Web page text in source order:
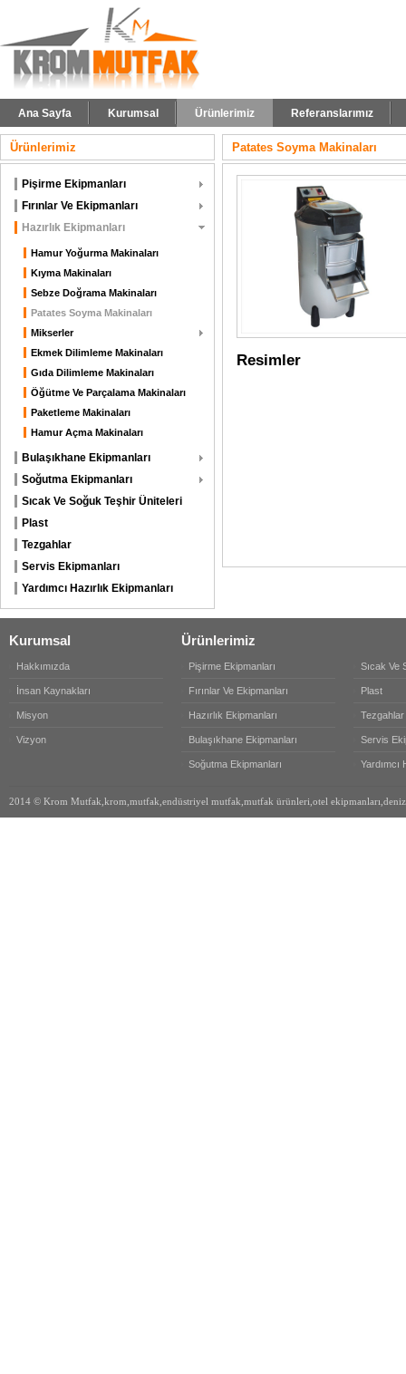
Ana Sayfa Kurumsal Ürünlerimiz Referanslarımız
Ürünlerimiz
Pişirme Ekipmanları
Fırınlar Ve Ekipmanları
Hazırlık Ekipmanları
Hamur Yoğurma Makinaları
Kıyma Makinaları
Sebze Doğrama Makinaları
Patates Soyma Makinaları
Mikserler
Ekmek Dilimleme Makinaları
Gıda Dilimleme Makinaları
Öğütme Ve Parçalama Makinaları
Paketleme Makinaları
Hamur Açma Makinaları
Bulaşıkhane Ekipmanları
Soğutma Ekipmanları
Sıcak Ve Soğuk Teşhir Üniteleri
Plast
Tezgahlar
Servis Ekipmanları
Yardımcı Hazırlık Ekipmanları
Patates Soyma Makinaları
Resimler
Kurumsal
Hakkımızda
İnsan Kaynakları
Misyon
Vizyon
Ürünlerimiz
Pişirme Ekipmanları
Fırınlar Ve Ekipmanları
Hazırlık Ekipmanları
Bulaşıkhane Ekipmanları
Soğutma Ekipmanları
Sıcak Ve
Plast
Tezgahlar
Servis
Yardımcı
2014 © Krom Mutfak,krom,mutfak,endüstriyel mutfak,mutfak ürünleri,otel